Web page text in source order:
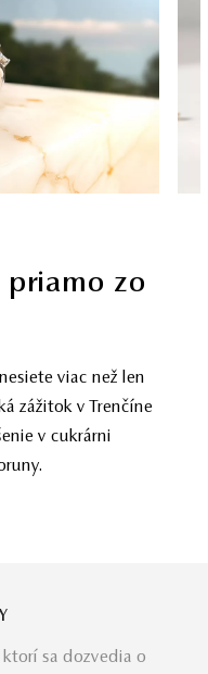
– realita
obalov
– bez
reálnu
s
sa dozvedia o